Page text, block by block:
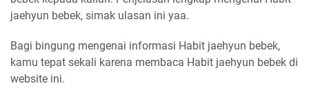
jaehyun bebek, simak ulasan ini yaa.
Bagi bingung mengenai informasi Habit jaehyun bebek,
kamu tepat sekali karena membaca Habit jaehyun bebek di
website ini.